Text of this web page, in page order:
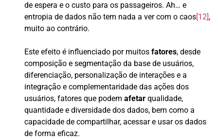
de espera e o custo para os passageiros. Ah… e
entropia de dados não tem nada a ver com o caos[12] ,
muito ao contrário.
Este efeito é influenciado por muitos fatores, desde
composição e segmentação da base de usuários,
diferenciação, personalização de interações e a
integração e complementaridade das ações dos
usuários, fatores que podem afetar qualidade,
quantidade e diversidade dos dados, bem como a
capacidade de compartilhar, acessar e usar os dados
de forma eficaz.